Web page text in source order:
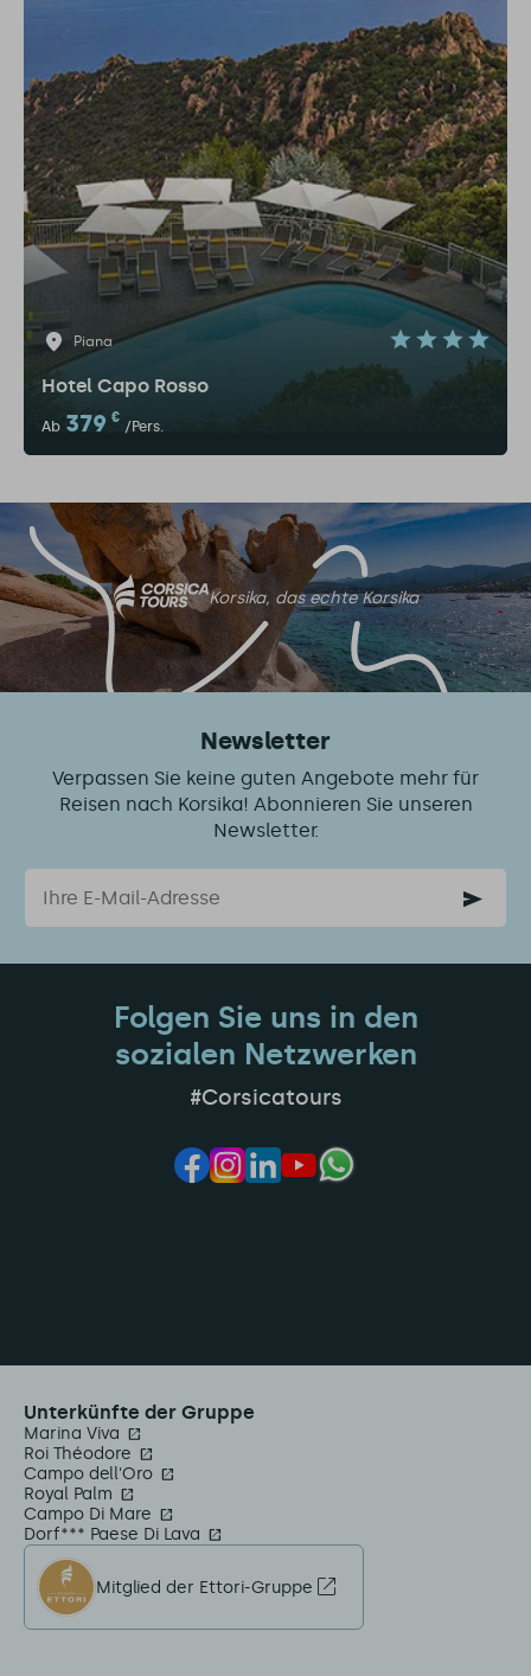
Piana
Hotel Capo Rosso
Ab 379 €
/Pers.
Korsika, das echte Korsika
Newsletter
Verpassen Sie keine guten Angebote mehr für
Reisen nach Korsika! Abonnieren Sie unseren
Newsletter.
Email
Folgen Sie uns in den
sozialen Netzwerken
#Corsicatours
Unterkünfte der Gruppe
Marina Viva
Roi Théodore
Campo dell'Oro
Royal Palm
Campo Di Mare
Dorf*** Paese Di Lava
Mitglied der Ettori-Gruppe